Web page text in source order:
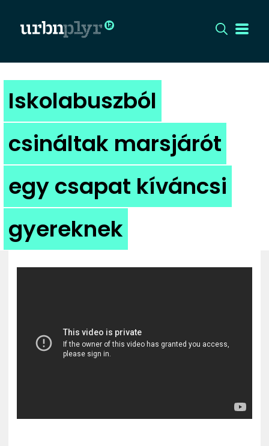
CÍMLAP
DIZÁJN
DIVAT
HIP
KULT
UTCA
PR-ARCHÍVUM
ADATKEZELÉSI TÁJÉKOZTATÓ
Iskolabuszból
csináltak marsjárót
egy csapat kíváncsi
gyereknek